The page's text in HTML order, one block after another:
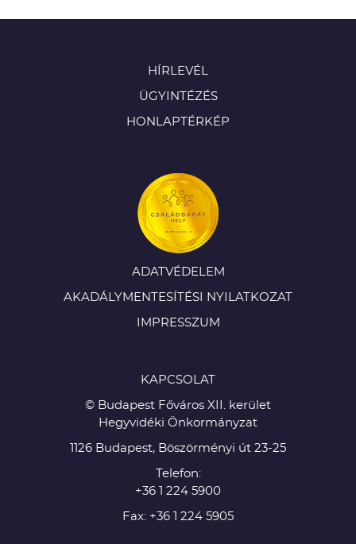
HÍRLEVÉL
ÜGYINTÉZÉS
HONLAPTÉRKÉP
ADATVÉDELEM
AKADÁLYMENTESÍTÉSI NYILATKOZAT
IMPRESSZUM
KAPCSOLAT
© Budapest Főváros XII. kerület
Hegyvidéki Önkormányzat
1126 Budapest, Böszörményi út 23-25
Telefon:
+36 1 224 5900
Fax: +36 1 224 5905